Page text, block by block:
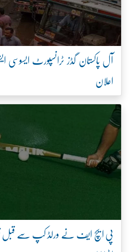
آل پاکستان گڈز ٹرانسپورٹ ایسوسی
اعلان
پی ایچ ایف نے ورلڈ کپ سے قبل